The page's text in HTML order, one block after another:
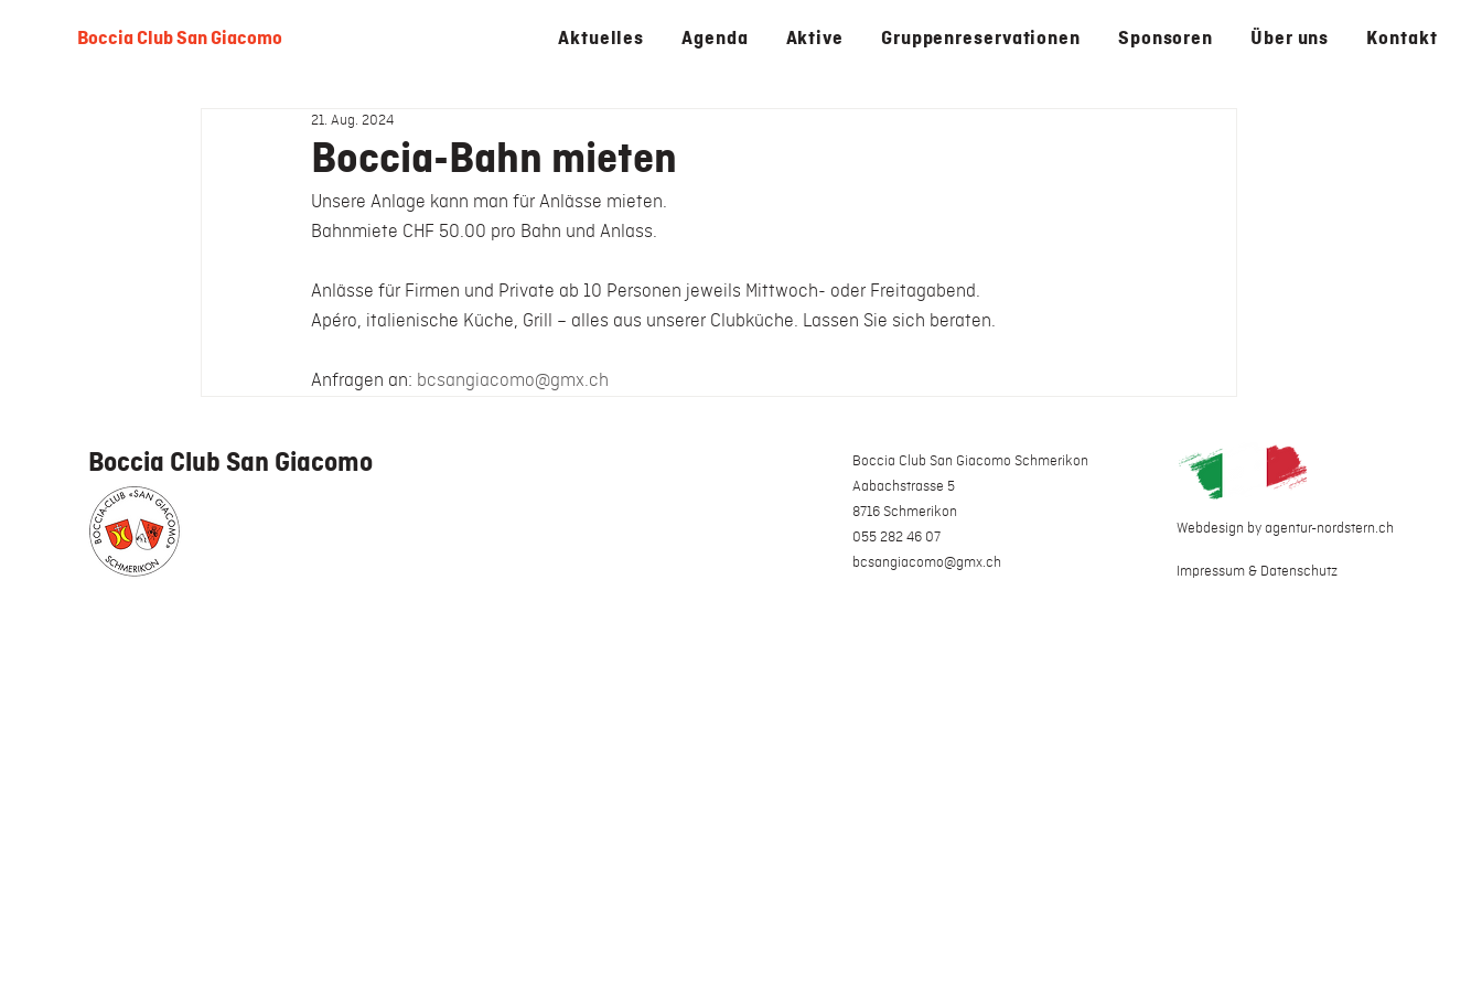
Boccia Club San Giacomo Aktuelles Agenda Aktive Gruppenreservationen Sponsoren Über uns Kontakt
Boccia-Bahn mieten
21. Aug. 2024
Unsere Anlage kann man für Anlässe mieten.
Bahnmiete CHF 50.00 pro Bahn und Anlass.
Anlässe für Firmen und Private ab 10 Personen jeweils Mittwoch- oder Freitagabend.
Apéro, italienische Küche, Grill – alles aus unserer Clubküche. Lassen Sie sich beraten.
Anfragen an: bcsangiacomo@gmx.ch
Boccia Club San Giacomo
Boccia Club San Giacomo Schmerikon
Aabachstrasse 5
8716 Schmerikon
055 282 46 07
bcsangiacomo@gmx.ch
Webdesign by agentur-nordstern.ch
Impressum & Datenschutz